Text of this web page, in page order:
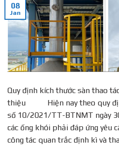
08
Jan
Quy định kích thước sàn thao
thiệu Hiện nay theo quy
số 10/2021/TT-BTNMT ngày
các ống khói phải đáp ứng yêu
công tác quan trắc định kì và